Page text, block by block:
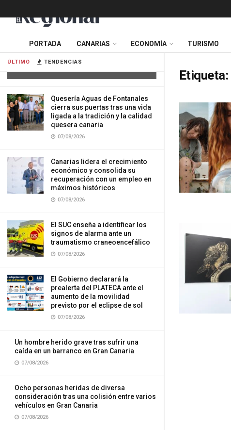
ÚLTIMO TENDENCIAS
impactar su vehículo contra una
Quesería Aguas de Fontanales
cierra sus puertas tras una vida
ligada a la tradición y la calidad
quesera canaria
07/08/2026
Canarias lidera el crecimiento
económico y consolida su
recuperación con un empleo en
máximos históricos
07/08/2026
El SUC enseña a identificar los
signos de alarma ante un
traumatismo craneoencefálico
07/08/2026
El Gobierno declarará la
prealerta del PLATECA ante el
aumento de la movilidad
previsto por el eclipse de sol
07/08/2026
Un hombre herido grave tras sufrir una
caída en un barranco en Gran Canaria
07/08/2026
Ocho personas heridas de diversa
consideración tras una colisión entre varios
vehículos en Gran Canaria
07/08/2026
PORTADA CANARIAS ECONOMÍA TURISMO
Etiqueta: